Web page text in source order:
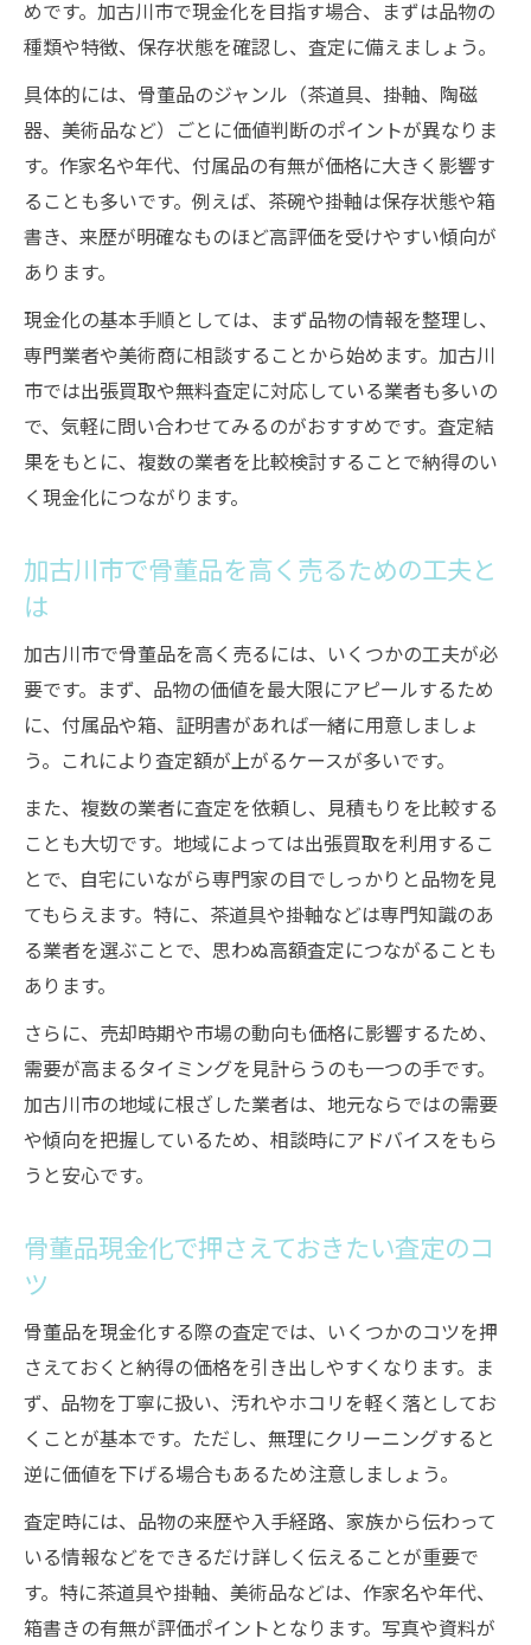
作家不明の骨董品でも査定額が上がる工夫
骨董品価値を高める査定前の準備方法とは
加古川市で骨董品を売る際の注意点と準備
骨董品売却時に必要な書類や持ち物を確認
骨董品を安全に運ぶための梱包と保管方法
悪質業者を避けるための骨董品売却の心得
骨董品の事前調査がスムーズな売却の鍵
現金化を目指すなら骨董品買取の流れを知ろう
骨董品買取の一般的な流れと現金化の手順
骨董品査定から現金受け取りまでの流れ解
説
骨董品買取で失敗しないための手続きポイ
ント
出張査定と店頭査定の違いを現金化視点で
比較
遺品整理で見つかった骨董品も安心して現金化
と
骨董品を遺品整理で手放す際の正しい手順
遺品整理と骨董品査定を同時に進める方法
骨董品現金化で遺族が納得する売却のヒン
遺品の骨董品を高く現金化するコツを伝授
茶道具や掛軸など多彩な骨董品も査定可能な理
由
茶道具や掛軸の骨董品も専門査定が可能
多彩な骨董品が査定対象となる基準とは
茶道具や掛軸の骨董品を高く査定する工夫
めです。加古川市で現金化を目指す場合、まずは品物の
種類や特徴、保存状態を確認し、査定に備えましょう。
具体的には、骨董品のジャンル（茶道具、掛軸、陶磁
器、美術品など）ごとに価値判断のポイントが異なりま
す。作家名や年代、付属品の有無が価格に大きく影響す
ることも多いです。例えば、茶碗や掛軸は保存状態や箱
書き、来歴が明確なものほど高評価を受けやすい傾向が
あります。
現金化の基本手順としては、まず品物の情報を整理し、
専門業者や美術商に相談することから始めます。加古川
市では出張買取や無料査定に対応している業者も多いの
で、気軽に問い合わせてみるのがおすすめです。査定結
果をもとに、複数の業者を比較検討することで納得のい
く現金化につながります。
加古川市で骨董品を高く売るための工夫と
は
加古川市で骨董品を高く売るには、いくつかの工夫が必
要です。まず、品物の価値を最大限にアピールするため
に、付属品や箱、証明書があれば一緒に用意しましょ
う。これにより査定額が上がるケースが多いです。
また、複数の業者に査定を依頼し、見積もりを比較する
ことも大切です。地域によっては出張買取を利用するこ
とで、自宅にいながら専門家の目でしっかりと品物を見
てもらえます。特に、茶道具や掛軸などは専門知識のあ
る業者を選ぶことで、思わぬ高額査定につながることも
あります。
さらに、売却時期や市場の動向も価格に影響するため、
需要が高まるタイミングを見計らうのも一つの手です。
加古川市の地域に根ざした業者は、地元ならではの需要
や傾向を把握しているため、相談時にアドバイスをもら
うと安心です。
骨董品現金化で押さえておきたい査定のコ
ツ
骨董品を現金化する際の査定では、いくつかのコツを押
さえておくと納得の価格を引き出しやすくなります。ま
ず、品物を丁寧に扱い、汚れやホコリを軽く落としてお
くことが基本です。ただし、無理にクリーニングすると
逆に価値を下げる場合もあるため注意しましょう。
査定時には、品物の来歴や入手経路、家族から伝わって
いる情報などをできるだけ詳しく伝えることが重要で
す。特に茶道具や掛軸、美術品などは、作家名や年代、
箱書きの有無が評価ポイントとなります。写真や資料が